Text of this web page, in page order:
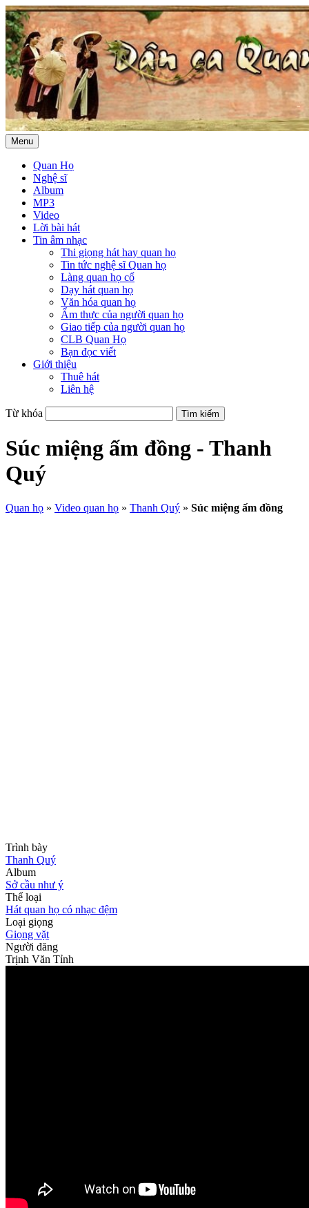
Menu
Quan Họ
Nghệ sĩ
Album
MP3
Video
Lời bài hát
Tin âm nhạc
Thi giọng hát hay quan họ
Tin tức nghệ sĩ Quan họ
Làng quan họ cổ
Dạy hát quan họ
Văn hóa quan họ
Ẩm thực của người quan họ
Giao tiếp của người quan họ
CLB Quan Họ
Bạn đọc viết
Giới thiệu
Thuê hát
Liên hệ
Từ khóa
Súc miệng ấm đồng - Thanh
Quý
Quan họ » Video quan họ » Thanh Quý » Súc miệng ấm đồng
Trình bày
Thanh Quý
Album
Sở cầu như ý
Thể loại
Hát quan họ có nhạc đệm
Loại giọng
Giọng vặt
Người đăng
Trịnh Văn Tỉnh